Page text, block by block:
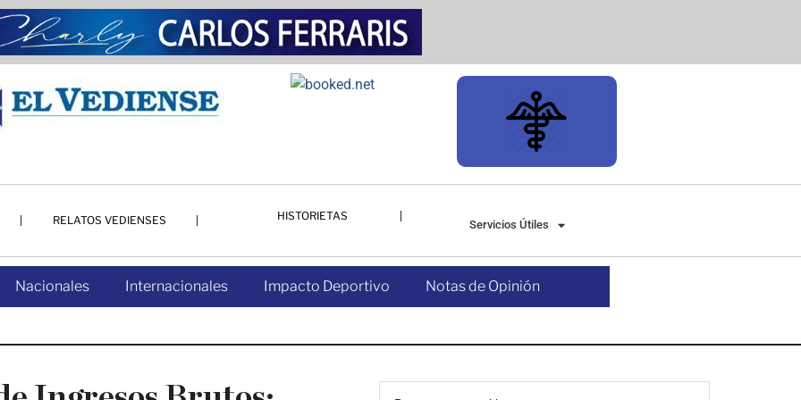
RELATOS VEDIENSES HISTORIETAS
Servicios Útiles
Nacionales Internacionales Impacto Deportivo Notas de Opinión